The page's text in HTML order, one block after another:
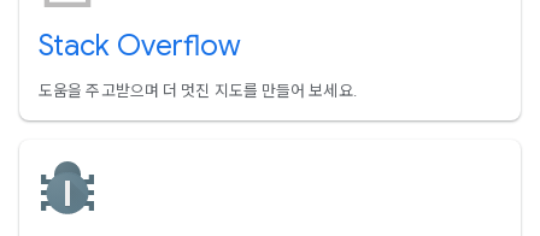
Stack Overflow
도움을 주고받으며 더 멋진 지도를 만들어 보세요.